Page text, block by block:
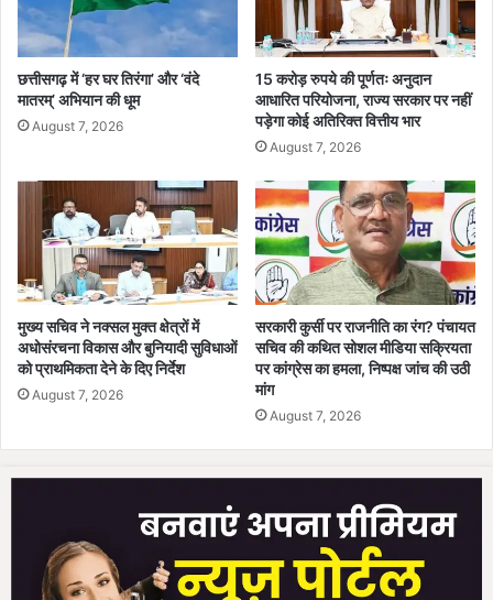
ध
श
रा
ब
के
सा
गे
हा
थ
गि
र
फ्ता
छत्तीसगढ़ में ‘हर घर तिरंगा’ और ‘वंदे
मातरम्’ अभियान की धूम
August 7, 2026
15 करोड़ रुपये की पूर्णतः अनुदान
आधारित परियोजना, राज्य सरकार पर नहीं
पड़ेगा कोई अतिरिक्त वित्तीय भार
August 7, 2026
मुख्य सचिव ने नक्सल मुक्त क्षेत्रों में
अधोसंरचना विकास और बुनियादी सुविधाओं
को प्राथमिकता देने के दिए निर्देश
August 7, 2026
सरकारी कुर्सी पर राजनीति का रंग? पंचायत
सचिव की कथित सोशल मीडिया सक्रियता
पर कांग्रेस का हमला, निष्पक्ष जांच की उठी
मांग
August 7, 2026